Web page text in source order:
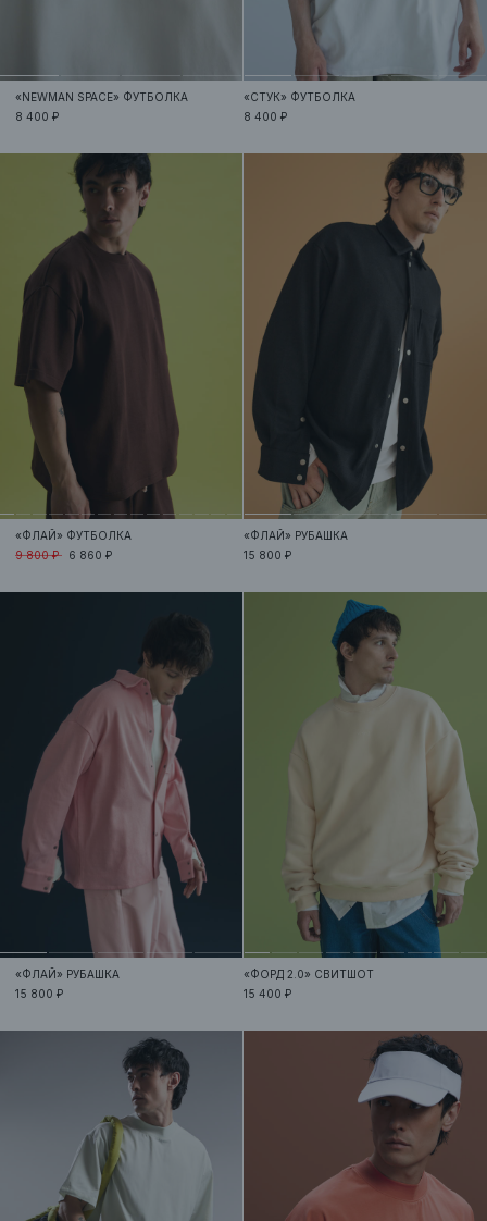
«NEWMAN SPACE» ФУТБОЛКА
8 400 ₽
«СТУК» ФУТБОЛКА
8 400 ₽
«ФЛАЙ» ФУТБОЛКА
9 800 ₽ 6 860 ₽
«ФЛАЙ» РУБАШКА
15 800 ₽
«ФЛАЙ» РУБАШКА
15 800 ₽
«ФОРД 2.0» СВИТШОТ
15 400 ₽